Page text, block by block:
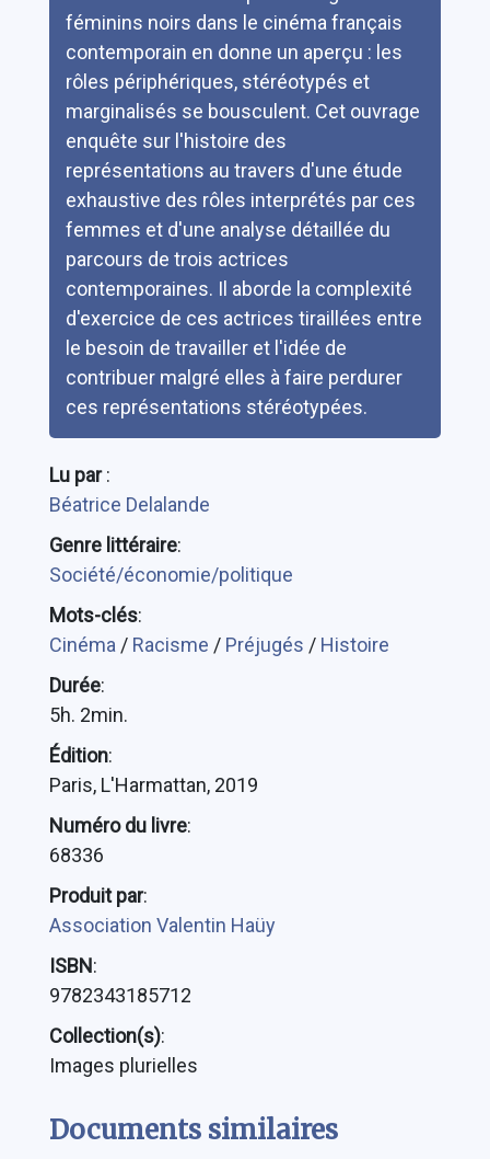
féminins noirs dans le cinéma français
contemporain en donne un aperçu : les
rôles périphériques, stéréotypés et
marginalisés se bousculent. Cet ouvrage
enquête sur l'histoire des
représentations au travers d'une étude
exhaustive des rôles interprétés par ces
femmes et d'une analyse détaillée du
parcours de trois actrices
contemporaines. Il aborde la complexité
d'exercice de ces actrices tiraillées entre
le besoin de travailler et l'idée de
contribuer malgré elles à faire perdurer
ces représentations stéréotypées.
Lu par:
Béatrice Delalande
Genre littéraire:
Société/économie/politique
Mots-clés:
Cinéma / Racisme / Préjugés / Histoire
Durée:
5h. 2min.
Édition:
Paris, L'Harmattan, 2019
Numéro du livre:
68336
Produit par:
Association Valentin Haüy
ISBN:
9782343185712
Collection(s):
Images plurielles
Documents similaires